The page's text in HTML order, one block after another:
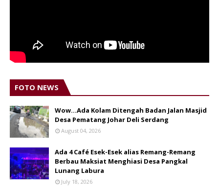
FOTO NEWS
Wow...Ada Kolam Ditengah Badan Jalan Masjid
Desa Pematang Johar Deli Serdang
August 04, 2026
Ada 4 Café Esek-Esek alias Remang-Remang
Berbau Maksiat Menghiasi Desa Pangkal
Lunang Labura
July 18, 2026